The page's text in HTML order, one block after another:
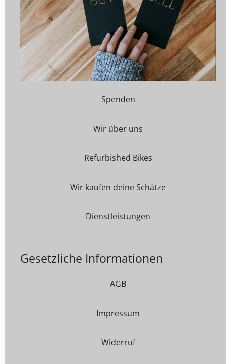
Spenden
Wir über uns
Refurbished Bikes
Wir kaufen deine Schätze
Dienstleistungen
Gesetzliche Informationen
AGB
Impressum
Widerruf